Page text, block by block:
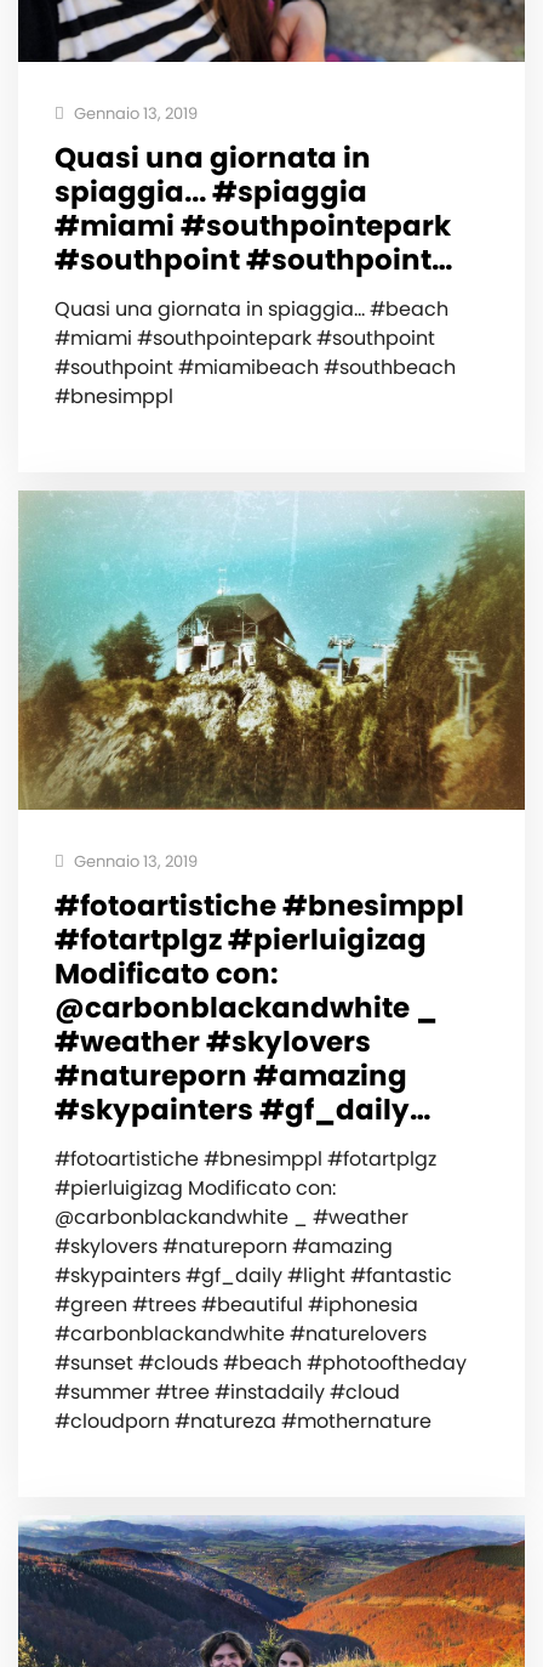
Gennaio 13, 2019
Quasi una giornata in
spiaggia... #spiaggia
#miami #southpointepark
#southpoint #southpoint…
Quasi una giornata in spiaggia... #beach
#miami #southpointepark #southpoint
#southpoint #miamibeach #southbeach
#bnesimppl
Gennaio 13, 2019
#fotoartistiche #bnesimppl
#fotartplgz #pierluigizag
Modificato con:
@carbonblackandwhite _
#weather #skylovers
#natureporn #amazing
#skypainters #gf_daily…
#fotoartistiche #bnesimppl #fotartplgz
#pierluigizag Modificato con:
@carbonblackandwhite _ #weather
#skylovers #natureporn #amazing
#skypainters #gf_daily #light #fantastic
#green #trees #beautiful #iphonesia
#carbonblackandwhite #naturelovers
#sunset #clouds #beach #photooftheday
#summer #tree #instadaily #cloud
#cloudporn #natureza #mothernature